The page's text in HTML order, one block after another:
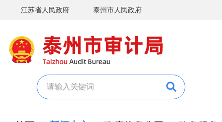
江苏省人民政府 泰州市人民政府